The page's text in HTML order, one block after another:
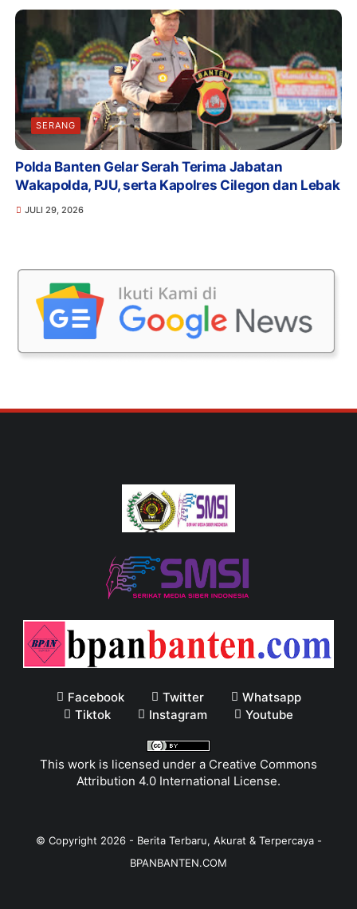
SERANG
Polda Banten Gelar Serah Terima Jabatan
Wakapolda, PJU, serta Kapolres Cilegon dan Lebak
JULI 29, 2026
Facebook Twitter
Whatsapp
Tiktok
Instagram Youtube
This work is licensed under a Creative Commons
Attribution 4.0 International License.
© Copyright 2026- Berita Terbaru, Akurat & Terpercaya -
BPANBANTEN.COM